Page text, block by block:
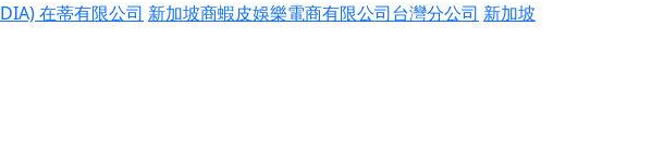
在蒂有限公司 新加坡商蝦皮娛樂電商有限公司台灣分公司 新加坡